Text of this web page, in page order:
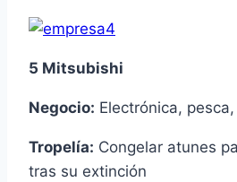
5 Mitsubishi
Negocio: Electrónica,
Tropelía: Congelar atunes
tras su extinción